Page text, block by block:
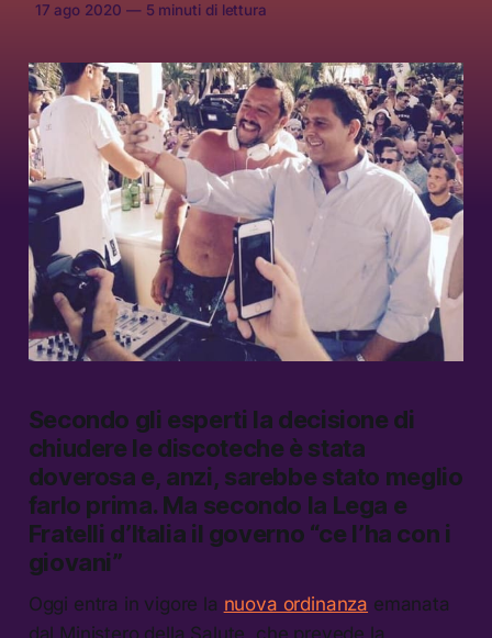
17 ago 2020 —5 minuti di lettura
Secondo gli esperti la decisione di
chiudere le discoteche è stata
doverosa e, anzi, sarebbe stato meglio
farlo prima. Ma secondo la Lega e
Fratelli d’Italia il governo “ce l’ha con i
giovani”
Oggi entra in vigore la nuova ordinanza emanata
dal Ministero della Salute, che prevede la